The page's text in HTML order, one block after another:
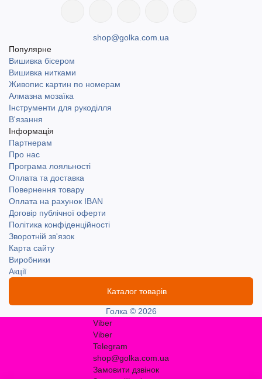
shop@golka.com.ua
Популярне
Вишивка бісером
Вишивка нитками
Живопис картин по номерам
Алмазна мозаїка
Інструменти для рукоділля
В'язання
Інформація
Партнерам
Про нас
Програма лояльності
Оплата та доставка
Повернення товару
Оплата на рахунок IBAN
Договір публічної оферти
Політика конфіденційності
Зворотній зв'язок
Карта сайту
Виробники
Акції
Каталог товарів
Голка © 2026
Viber
Viber
Telegram
shop@golka.com.ua
Замовити дзвінок